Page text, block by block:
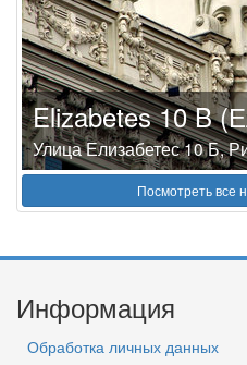
Elizabetes 10 B
Улица Елизабетес 10 Б,
Посмотреть все
Информация
Обработка личных данных